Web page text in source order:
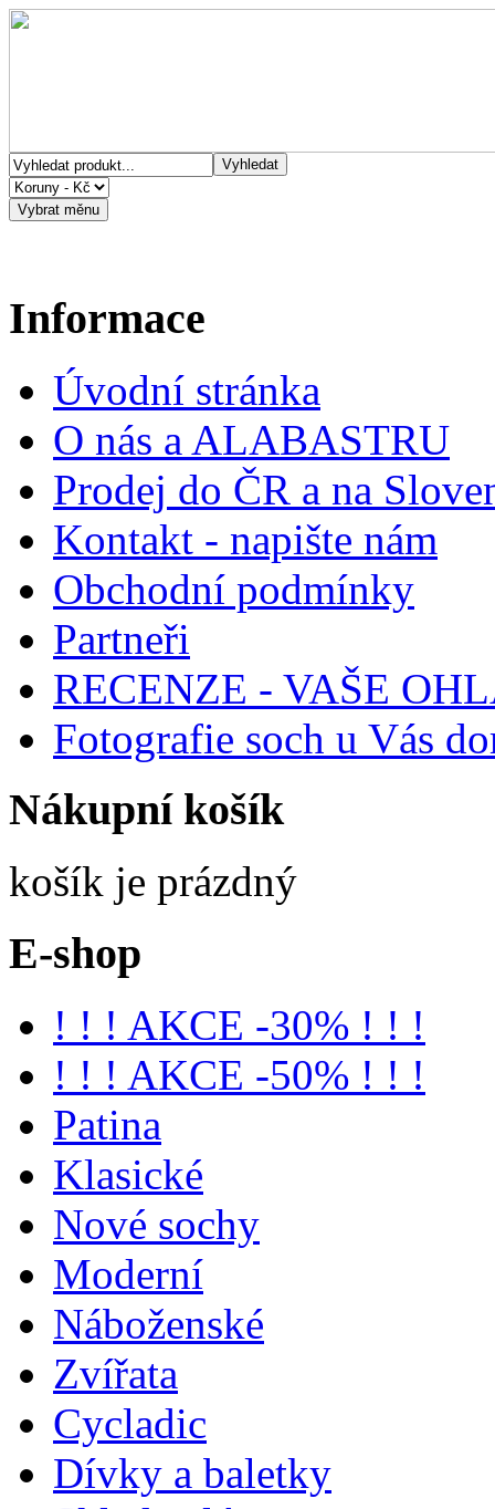
Informace
Úvodní stránka
O nás a ALABASTRU
Prodej do ČR a na
Kontakt - napište nám
Obchodní podmínky
Partneři
RECENZE - VAŠE
Fotografie soch u Vás
Nákupní košík
košík je prázdný
E-shop
! ! ! AKCE -30% ! ! !
! ! ! AKCE -50% ! ! !
Patina
Klasické
Nové sochy
Moderní
Náboženské
Zvířata
Cycladic
Dívky a baletky